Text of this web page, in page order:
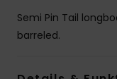
Semi Pin Tail
barreled.